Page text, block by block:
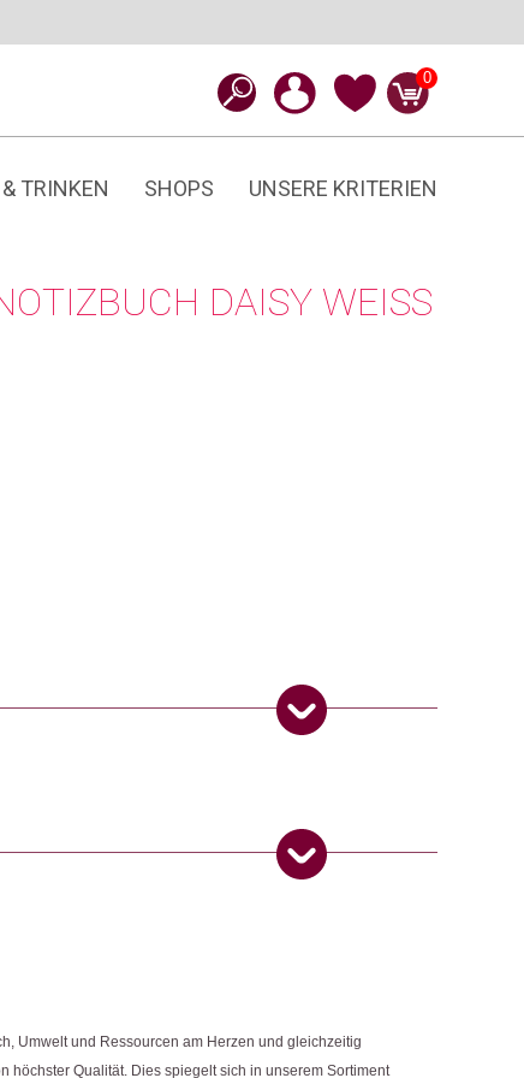
0
TRINKEN SHOPS UNSERE KRITERIEN
DAISY WEISS
Etc. gefertigt. Das Papier wird aus Fasern des Lokta-Strauches
des Himalayas und ist eine besonders umweltfreundliche und
Das Ziel von Gifts Etc. ist es traditionelles
faire Arbeitsplätze und lokale Gemeinschaften in Nepal zu
Kriterium entsprechen:
Umwelt und Ressourcen am Herzen und gleichzeitig
höchster Qualität. Dies spiegelt sich in unserem Sortiment